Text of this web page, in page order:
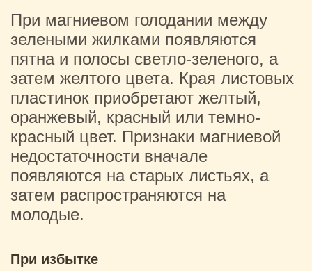
При магниевом голодании между
зелеными жилками появляются
пятна и полосы светло-зеленого, а
затем желтого цвета. Края листовых
пластинок приобретают желтый,
оранжевый, красный или темно-
красный цвет. Признаки магниевой
недостаточности вначале
появляются на старых листьях, а
затем распространяются на
молодые.
При избытке